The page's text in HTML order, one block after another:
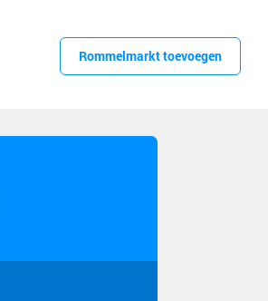
Rommelmarkt toevoegen